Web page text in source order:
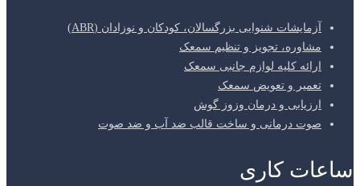
آزمایشات شنوایی بزرگسالان، کودکان و نوزادان (ABR)
مشاوره، تجویز و تنظیم سمعک
ارائه کلیه لوازم جانبی سمعک
تعمیر و تعویض سمعک
ارزیابی و درمان وزوز گوش
صوت درمانی و ساخت قالب ضد آب و ضد صوت
ساعات کاری